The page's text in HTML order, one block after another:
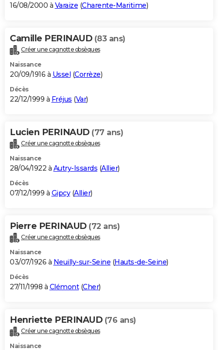
16/08/2000 à Varaize (Charente-Maritime)
Camille PERINAUD (83 ans)
Créer une cagnotte obsèques
Naissance
20/09/1916 à Ussel (Corrèze)
Décès
22/12/1999 à Fréjus (Var)
Lucien PERINAUD (77 ans)
Créer une cagnotte obsèques
Naissance
28/04/1922 à Autry-Issards (Allier)
Décès
07/12/1999 à Gipcy(Allier)
Pierre PERINAUD (72 ans)
Créer une cagnotte obsèques
Naissance
03/07/1926 à Neuilly-sur-Seine (Hauts-de-Seine)
Décès
27/11/1998 à Clémont(Cher)
Henriette PERINAUD (76 ans)
Créer une cagnotte obsèques
Naissance